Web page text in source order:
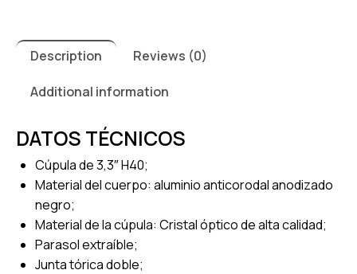
Description Reviews (0)
Additional information
DATOS TÉCNICOS
Cúpula de 3,3″ H40;
Material del cuerpo: aluminio anticorodal anodizado
negro;
Material de la cúpula: Cristal óptico de alta calidad;
Parasol extraíble;
Junta tórica doble;